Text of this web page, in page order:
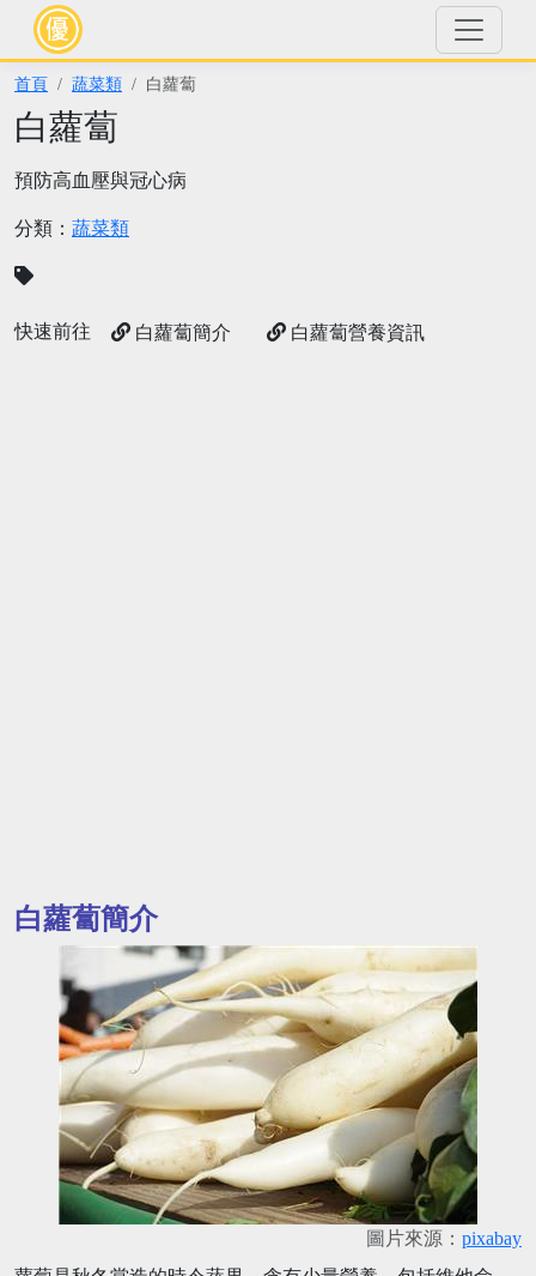
首頁 蔬菜類 白蘿蔔
白蘿蔔
預防高血壓與冠心病
分類： 蔬菜類
快速前往 白蘿蔔簡介 白蘿蔔營養資訊
白蘿蔔簡介
圖片來源： pixabay